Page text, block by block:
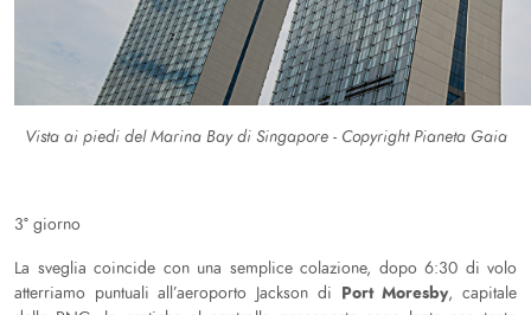
Vista ai piedi del Marina Bay di Singapore - Copyright Pianeta Gaia
3° giorno
La sveglia coincide con una semplice colazione, dopo 6:30 di volo
atterriamo puntuali all’aeroporto Jackson di Port Moresby, capitale